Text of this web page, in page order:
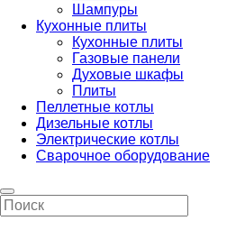
Шампуры
Кухонные плиты
Кухонные плиты
Газовые панели
Духовые шкафы
Плиты
Пеллетные котлы
Дизельные котлы
Электрические котлы
Сварочное оборудование